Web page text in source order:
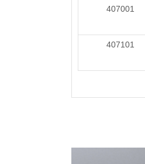
407001
407101